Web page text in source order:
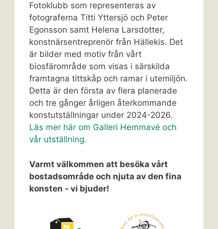
Fotoklubb som representeras av
fotograferna Titti Yttersjö och Peter
Egonsson samt Helena Larsdotter,
konstnärsentreprenör från Hällekis. Det
är bilder med motiv från vårt
biosfärområde som visas i särskilda
framtagna tittskåp och ramar i utemiljön.
Detta är den första av flera planerade
och tre gånger årligen återkommande
konstutställningar under 2024-2026.
Läs mer här om Galleri Hemmavé och
vår utställning.
Varmt välkommen att besöka vårt
bostadsområde och njuta av den fina
konsten - vi bjuder!